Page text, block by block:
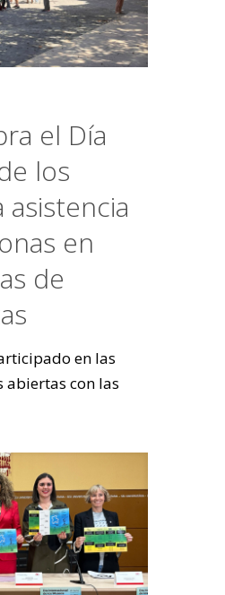
el Día
los
asistencia
en
de
en las
abiertas con las